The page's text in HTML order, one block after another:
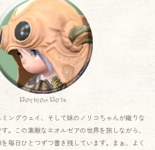
Norirow Note
ングウェイ、そして妹のノリコちゃんが織りな
。この素敵なエオルゼアの世界を旅しながら、
毎日ひとつずつ書き残しています。まぁ、よく